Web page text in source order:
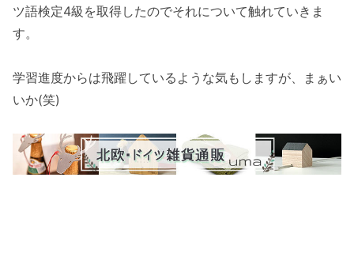
ツ語検定4級を取得したのでそれについて触れていきま
す。
学習進度からは飛躍しているような気もしますが、まぁい
いか(笑)